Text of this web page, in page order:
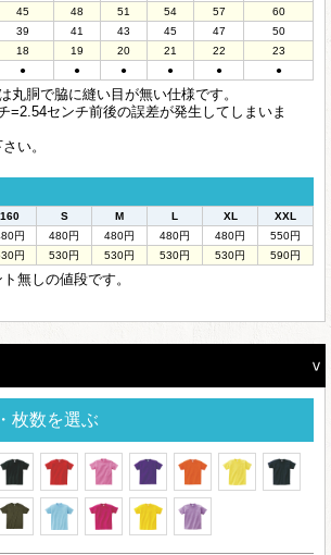
45 48 51 54 57
60
39 41 43 45 47
50
18 19 20 21 22
23
● ● ● ● ● ●
丸胴で脇に縫い目が無い仕様です。
=2.54センチ前後の誤差が発生してしまいま
い。
160 S M L XL
XXL
円 480円 480円 480円 480円
550円
円 530円 530円 530円 530円 590円
無しの値段です。
枚数を選ぶ